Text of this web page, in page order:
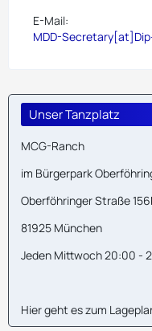
E-Mail:
MDD-
Unser Tanzplatz
MCG-Ranch
im Bürgerpark
Oberföhringer Straße
81925 München
Jeden Mittwoch 20:00 -
Hier geht es zum